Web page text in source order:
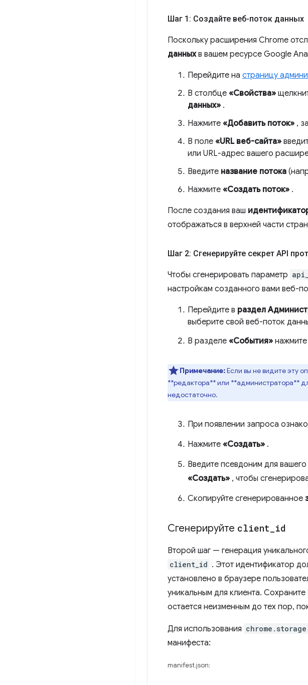
Шаг 1: Создайте веб-поток данных
Поскольку расширения Chrome
данныхв вашем ресурсе Google
Перейдите на страницу
В столбце «Свойства»
данных» .
Нажмите «Добавить поток» ,
В поле «URL веб-сайта»
или URL-адрес вашего
Введите название потока
Нажмите «Создать поток» .
После создания ваш
отображаться в верхней части
Шаг 2: Сгенерируйте секрет API
Чтобы сгенерировать параметр
настройкам созданного вами веб-
Перейдите в раздел
выберите свой веб-поток
В разделе «События» нажмите
Примечание:Если вы не видите эту
**редактора** или **администратора**
недостаточно.
При появлении запроса
Нажмите «Создать» .
Введите псевдоним для
«Создать» , чтобы
Скопируйте сгенерированное
Сгенерируйте client id
Второй шаг — генерация
client_id . Этот идентификатор
установлено в браузере
уникальным для клиента. Сохраните
остается неизменным до тех пор,
Для использования
манифеста:
manifest.json: